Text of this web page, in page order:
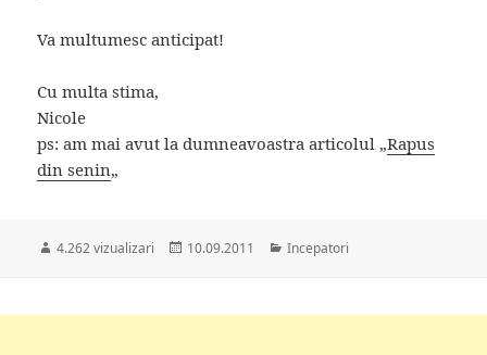
Va multumesc anticipat!
Cu multa stima,
Nicole
ps: am mai avut la dumneavoastra articolul „Rapus
din senin„
4.262 vizualizari
Publicat
10.09.2011 Categorii
Incepatori